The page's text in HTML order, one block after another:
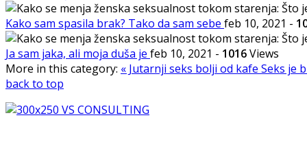
Kako sam spasila brak? Tako da sam sebe feb 10, 2021 -
Ja sam jaka, ali moja duša je feb 10, 2021 - 1016Views
More in this category: « Jutarnji seks bolji od kafe Seks je
back to top